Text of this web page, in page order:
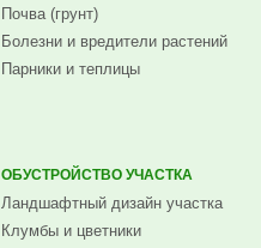
Почва (грунт)
Болезни и вредители растений
Парники и теплицы
ОБУСТРОЙСТВО УЧАСТКА
Ландшафтный дизайн участка
Клумбы и цветники